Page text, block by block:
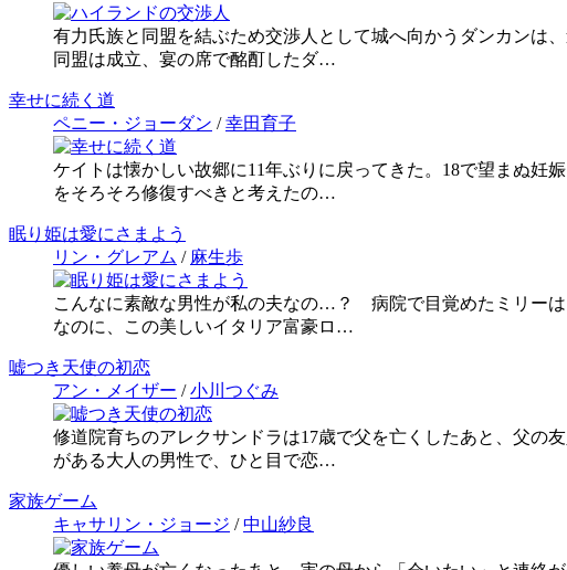
有力氏族と同盟を結ぶため交渉人として城へ向かうダンカンは
同盟は成立、宴の席で酩酊したダ…
幸せに続く道
ペニー・ジョーダン /幸田育子
ケイトは懐かしい故郷に11年ぶりに戻ってきた。18で望まぬ妊
をそろそろ修復すべきと考えたの…
眠り姫は愛にさまよう
リン・グレアム / 麻生歩
こんなに素敵な男性が私の夫なの…？ 病院で目覚めたミリー
なのに、この美しいイタリア富豪ロ…
嘘つき天使の初恋
アン・メイザー /小川つぐみ
修道院育ちのアレクサンドラは17歳で父を亡くしたあと、父の
がある大人の男性で、ひと目で恋…
家族ゲーム
キャサリン・ジョージ /中山紗良